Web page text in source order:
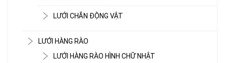
LƯỚI CHẮN ĐỘNG VẬT
LƯỚI HÀNG RÀO
LƯỚI HÀNG RÀO HÌNH CHỮ NHẬT